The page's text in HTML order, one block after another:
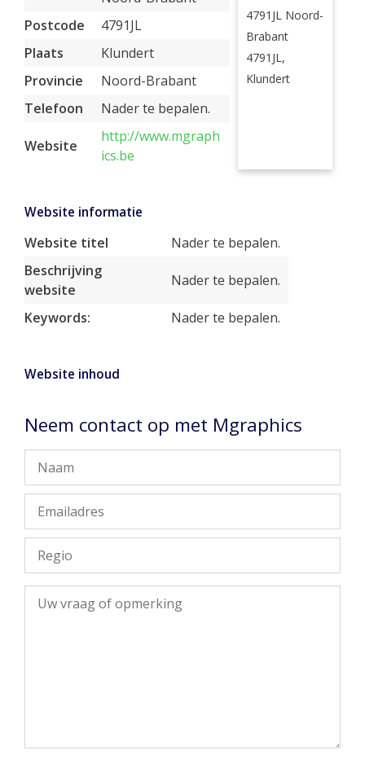
Postcode
4791JL
Plaats
Klundert
Provincie
Noord-Brabant
Telefoon
Nader te bepalen.
Website
http://www.mgraph
ics.be
4791JL Noord-
Brabant
4791JL,
Klundert
Website informatie
Website titel
Nader te bepalen.
Beschrijving
website
Nader te bepalen.
Keywords: Nader te bepalen.
Website inhoud
Neem contact op met Mgraphics